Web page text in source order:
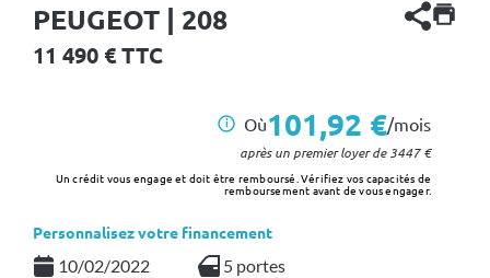
PEUGEOT | 208
11 490 € TTC
i Où101,92 €/mois
après un premier loyer de3447€
Un crédit vous engage et doit être remboursé. Vérifiez vos capacités de
remboursement avant de vous engager.
Personnalisez votre financement
10/02/2022
5 portes